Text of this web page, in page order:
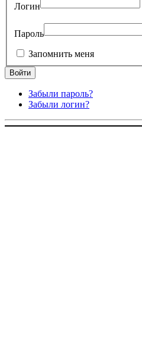
Логин
Пароль
Запомнить меня
Забыли пароль?
Забыли логин?